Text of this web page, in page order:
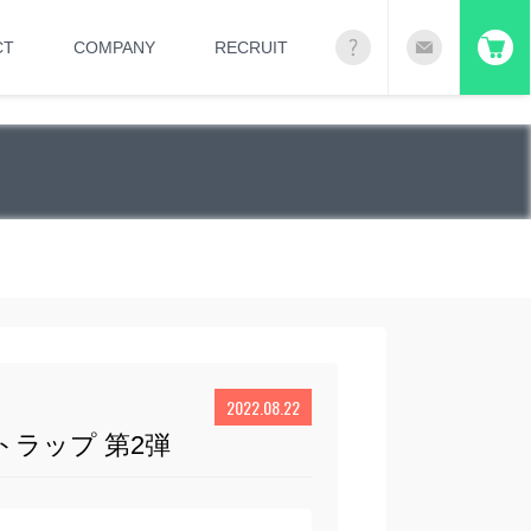
COMPANY RECRUIT
2022.08.22
ラップ 第2弾